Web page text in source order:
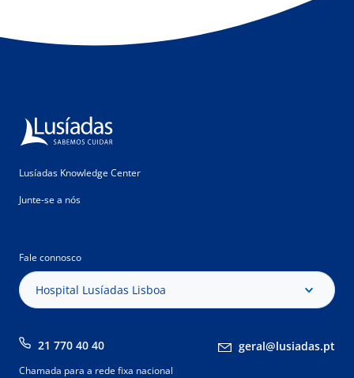
Lusíadas Knowledge Center
Junte-se a nós
Fale connosco
Hospital Lusíadas Lisboa
21 770 40 40 geral@lusiadas.pt
Chamada para a rede fixa nacional